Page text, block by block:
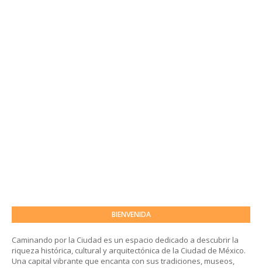
BIENVENIDA
Caminando por la Ciudad es un espacio dedicado a descubrir la
riqueza histórica, cultural y arquitectónica de la Ciudad de México.
Una capital vibrante que encanta con sus tradiciones, museos,